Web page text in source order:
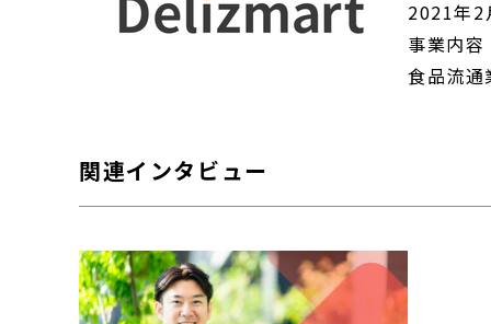
2021年2
事業内容
食品流通
関連インタビュー